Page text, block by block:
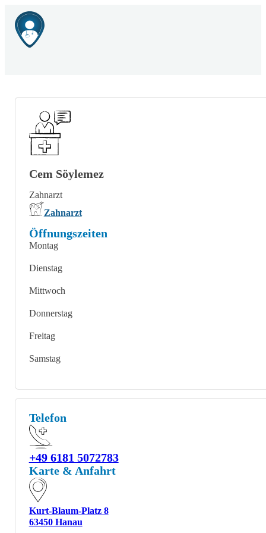
Telefon
+49 6181 5072783
Karte & Anfahrt
Kurt-Blaum-Platz 8
63450 Hanau
Cem Söylemez
Zahnarzt
Zahnarzt
Öffnungszeiten
Montag
Dienstag
Mittwoch
Donnerstag
Freitag
Samstag